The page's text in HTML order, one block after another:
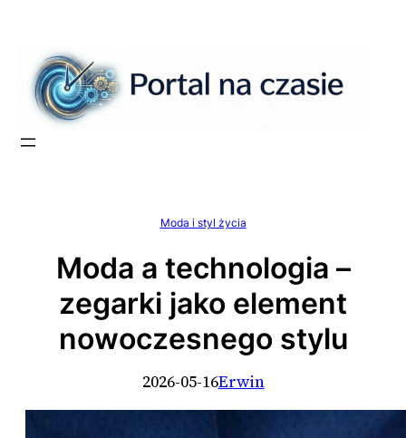
treści
Moda i styl życia
Moda a technologia –
zegarki jako element
nowoczesnego stylu
2026-05-16Erwin